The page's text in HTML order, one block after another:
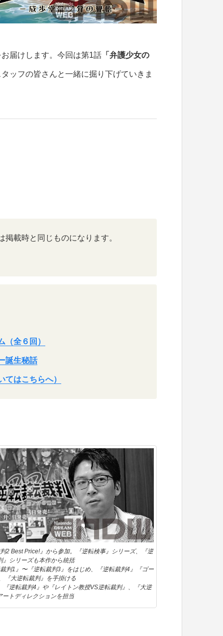
届けします。今回は第1話「弁護少女の
ッフの皆さんと一緒に掘り下げていきま
載時と同じものになります。
全６回）
誕生秘話
はこちらへ）
2 Best Price!』から参加。『逆転検事』シリーズ、『逆
』シリーズも本作から統括
判1』〜『逆転裁判3』をはじめ、『逆転裁判4』『ゴー
『大逆転裁判』を手掛ける
逆転裁判4』や『レイトン教授VS逆転裁判』、『大逆
トディレクションを担当